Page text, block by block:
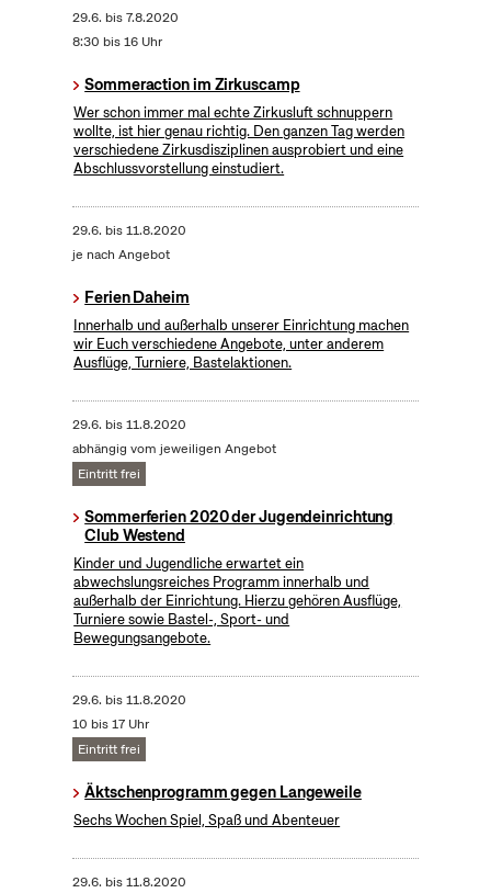
29.6. bis7.8.2020
8:30 bis 16 Uhr
Sommeraction im Zirkuscamp
Wer schon immer mal echte Zirkusluft schnuppern
wollte, ist hier genau richtig. Den ganzen Tag werden
verschiedene Zirkusdisziplinen ausprobiert und eine
Abschlussvorstellung einstudiert.
29.6. bis11.8.2020
je nach Angebot
Ferien Daheim
Innerhalb und außerhalb unserer Einrichtung machen
wir Euch verschiedene Angebote, unter anderem
Ausflüge, Turniere, Bastelaktionen.
29.6. bis11.8.2020
abhängig vom jeweiligen Angebot
Eintritt frei
Sommerferien 2020 der Jugendeinrichtung
Club Westend
Kinder und Jugendliche erwartet ein
abwechslungsreiches Programm innerhalb und
außerhalb der Einrichtung. Hierzu gehören Ausflüge,
Turniere sowie Bastel-, Sport- und
Bewegungsangebote.
29.6. bis11.8.2020
10 bis 17 Uhr
Eintritt frei
Äktschenprogramm gegen Langeweile
Sechs Wochen Spiel, Spaß und Abenteuer
29.6. bis11.8.2020